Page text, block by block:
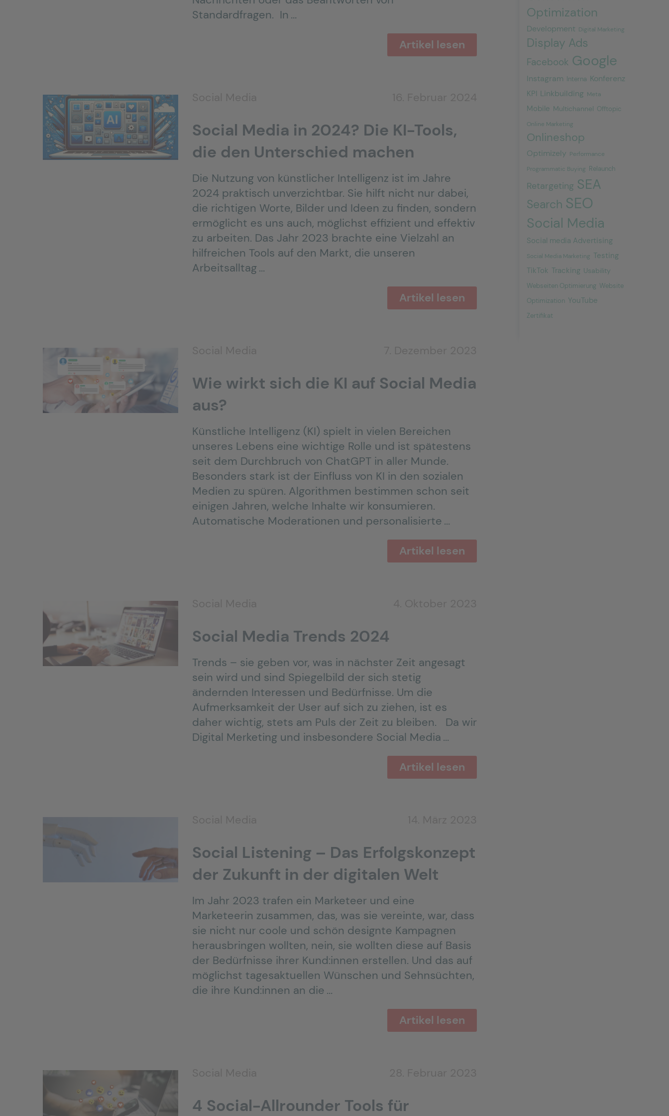
Optimization
Development Digital Marketing
Display Ads
Facebook Google
Instagram Interna Konferenz
KPI Linkbuilding Meta
Mobile Multichannel Offtopic
Online Marketing
Onlineshop
Optimizely Performance
Programmatic Buying Relaunch
Retargeting SEA
Search SEO
Social Media
Social media Advertising
Social Media Marketing Testing
TikTok Tracking Usability
Webseiten Optimierung Website
Optimization YouTube
Zertifikat
Standardfragen. In …
Artikel lesen
Social Media in 2024? Die KI-Tools,
die den Unterschied machen
Die Nutzung von künstlicher Intelligenz ist im Jahre
2024 praktisch unverzichtbar. Sie hilft nicht nur dabei,
die richtigen Worte, Bilder und Ideen zu finden, sondern
ermöglicht es uns auch, möglichst effizient und effektiv
zu arbeiten. Das Jahr 2023 brachte eine Vielzahl an
hilfreichen Tools auf den Markt, die unseren
Arbeitsalltag …
Artikel lesen
Wie wirkt sich die KI auf Social Media
aus?
Künstliche Intelligenz (KI) spielt in vielen Bereichen
unseres Lebens eine wichtige Rolle und ist spätestens
seit dem Durchbruch von ChatGPT in aller Munde.
Besonders stark ist der Einfluss von KI in den sozialen
Medien zu spüren. Algorithmen bestimmen schon seit
einigen Jahren, welche Inhalte wir konsumieren.
Automatische Moderationen und personalisierte …
Artikel lesen
Social Media Trends 2024
Trends – sie geben vor, was in nächster Zeit angesagt
sein wird und sind Spiegelbild der sich stetig
ändernden Interessen und Bedürfnisse. Um die
Aufmerksamkeit der User auf sich zu ziehen, ist es
daher wichtig, stets am Puls der Zeit zu bleiben. Da wir
Digital Merketing und insbesondere Social Media …
Artikel lesen
Social Listening – Das Erfolgskonzept
der Zukunft in der digitalen Welt
Im Jahr 2023 trafen ein Marketeer und eine
Marketeerin zusammen, das, was sie vereinte, war, dass
sie nicht nur coole und schön designte Kampagnen
herausbringen wollten, nein, sie wollten diese auf Basis
der Bedürfnisse ihrer Kund:innen erstellen. Und das auf
möglichst tagesaktuellen Wünschen und Sehnsüchten,
die ihre Kund:innen an die …
Artikel lesen
4 Social-Allrounder Tools für